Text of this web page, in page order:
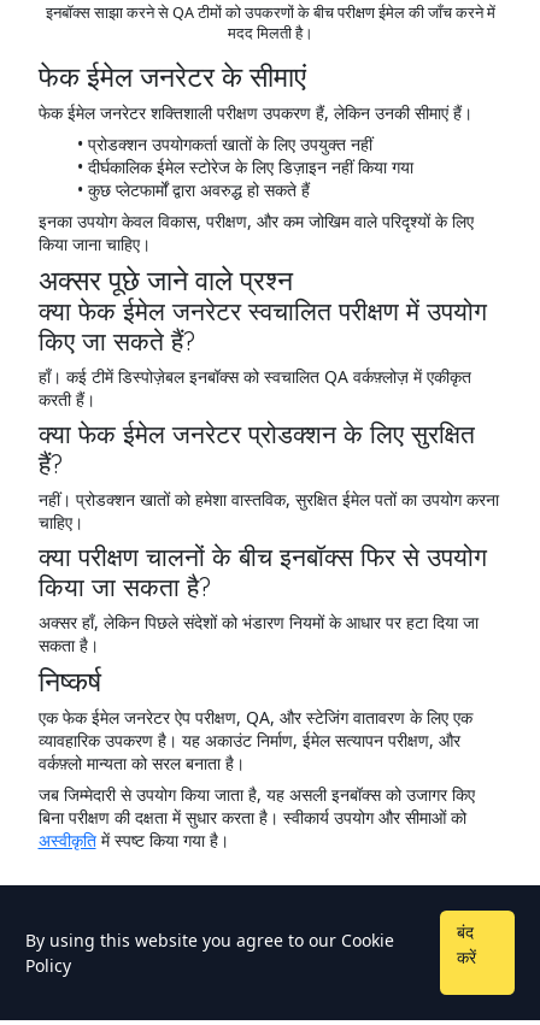
इनबॉक्स साझा करने से QA टीमों को उपकरणों के बीच परीक्षण ईमेल की जाँच करने में
मदद मिलती है।
फेक ईमेल जनरेटर के सीमाएं
फेक ईमेल जनरेटर शक्तिशाली परीक्षण उपकरण हैं, लेकिन उनकी सीमाएं हैं।
प्रोडक्शन उपयोगकर्ता खातों के लिए उपयुक्त नहीं
दीर्घकालिक ईमेल स्टोरेज के लिए डिज़ाइन नहीं किया गया
कुछ प्लेटफार्मों द्वारा अवरुद्ध हो सकते हैं
इनका उपयोग केवल विकास, परीक्षण, और कम जोखिम वाले परिदृश्यों के लिए
किया जाना चाहिए।
अक्सर पूछे जाने वाले प्रश्न
क्या फेक ईमेल जनरेटर स्वचालित परीक्षण में उपयोग
किए जा सकते हैं?
हाँ। कई टीमें डिस्पोज़ेबल इनबॉक्स को स्वचालित QA वर्कफ़्लोज़ में एकीकृत
करती हैं।
क्या फेक ईमेल जनरेटर प्रोडक्शन के लिए सुरक्षित
हैं?
नहीं। प्रोडक्शन खातों को हमेशा वास्तविक, सुरक्षित ईमेल पतों का उपयोग करना
चाहिए।
क्या परीक्षण चालनों के बीच इनबॉक्स फिर से उपयोग
किया जा सकता है?
अक्सर हाँ, लेकिन पिछले संदेशों को भंडारण नियमों के आधार पर हटा दिया जा
सकता है।
निष्कर्ष
एक फेक ईमेल जनरेटर ऐप परीक्षण, QA, और स्टेजिंग वातावरण के लिए एक
व्यावहारिक उपकरण है। यह अकाउंट निर्माण, ईमेल सत्यापन परीक्षण, और
वर्कफ़्लो मान्यता को सरल बनाता है।
जब जिम्मेदारी से उपयोग किया जाता है, यह असली इनबॉक्स को उजागर किए
बिना परीक्षण की दक्षता में सुधार करता है। स्वीकार्य उपयोग और सीमाओं को
अस्वीकृतिमें स्पष्ट किया गया है।
By using this website you agree to our Cookie
Policy
बंद
करें